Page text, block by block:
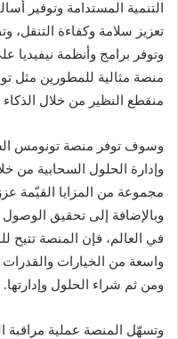
التنمية المستدامة وتوفير
تعزيز سلامة وكفاءة التنقل،
منصة مثالية للمطورين مثل
منقطع النظير من خلال
وسوف توفر منصة تونومس
وإدارة الحلول السحابية من
وبالإضافة إلى تحقيق
في العالم، فإن المنصة
واسعة من الخيارات
ومن ثم شراء الحلول وإدارتها.
وتسهّل المنصة عملية مراقبة